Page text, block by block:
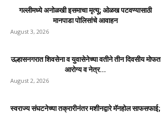
गल्लीमध्ये अनोळखी इसमाचा मृत्यू; ओळख पटवण्यासाठी
मानपाडा पोलिसांचे आवाहन
August 3, 2026
उल्हासनगरात शिवसेना व युवासेनेच्या वतीने तीन दिवसीय मोफत
आरोग्य व नेत्र...
August 2, 2026
स्वराज्य संघटनेच्या तक्रारीनंतर मशीनद्वारे मॅनहोल साफसफाई;